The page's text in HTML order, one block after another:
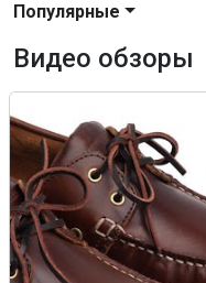
Популярные
Видео обзоры